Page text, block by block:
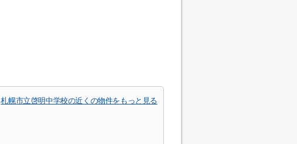
札幌市立啓明中学校の近くの物件をもっと見る